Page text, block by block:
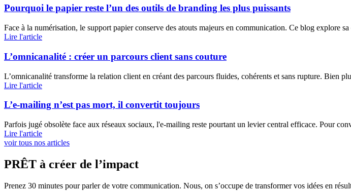
Pourquoi le papier reste l’un des outils de branding les plus puissants
Face à la numérisation, le support papier conserve des atouts majeurs en communication. Ce blog explore
Lire l'article
L’omnicanalité : créer un parcours client sans couture
L’omnicanalité transforme la relation client en créant des parcours fluides, cohérents et sans rupture. Bien
Lire l'article
L’e-mailing n’est pas mort, il convertit toujours
Parfois jugé obsolète face aux réseaux sociaux, l'e-mailing reste pourtant un levier central efficace. Pour
Lire l'article
voir tous nos articles
PRÊT à créer de l’impact
Prenez 30 minutes pour parler de votre communication. Nous, on s’occupe de transformer vos idées en